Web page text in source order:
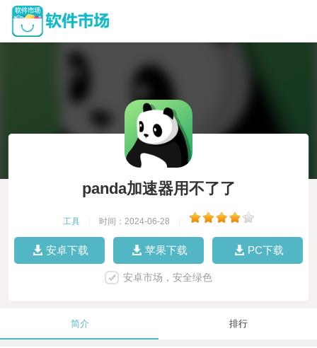
panda加速器用不了了
工具 时间：2024-06-28
安卓下载 苹果下载 PC下载
安卓市场，安全绿色
简介 排行